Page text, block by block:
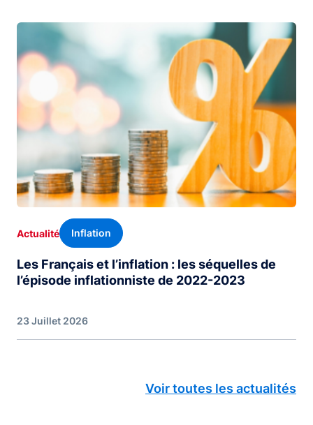
Image
Actualité Inflation
Les Français et l’inflation : les séquelles de
l’épisode inflationniste de 2022-2023
23 Juillet 2026
Voir toutes les actualités